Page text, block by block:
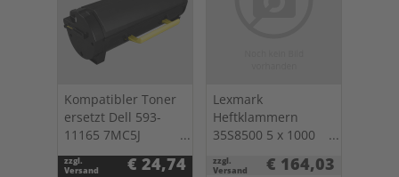
Kompatibler Toner
ersetzt Dell 593-
11165 7MC5J
schwarz
zzgl.
Versand
€ 24,74
Lexmark
Heftklammern
35S8500 5 x 1000
zzgl.
Versand
€ 164,03